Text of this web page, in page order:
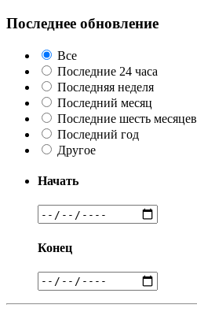
Последнее обновление
Все
Последние 24 часа
Последняя неделя
Последний месяц
Последние шесть месяцев
Последний год
Другое
Начать
Конец